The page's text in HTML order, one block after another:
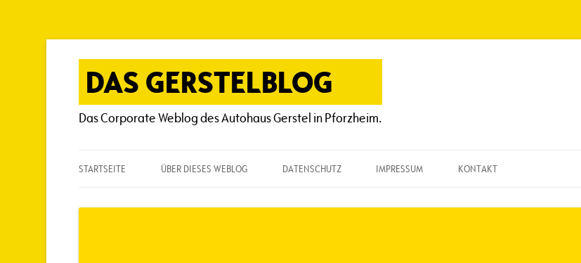
Zum
Inhalt
DAS GERSTELBLOG
Das Corporate Weblog des Autohaus Gerstel in Pforzheim.
STARTSEITE ÜBER DIESES WEBLOG DATENSCHUTZ IMPRESSUM KONTAKT